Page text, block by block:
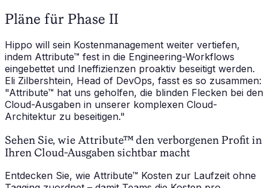
Pläne für Phase II
Hippo will sein Kostenmanagement weiter vertiefen,
indem Attribute™ fest in die Engineering-Workflows
eingebettet und Ineffizienzen proaktiv beseitigt werden.
Eli Zilbershtein, Head of DevOps, fasst es so zusammen:
"Attribute™ hat uns geholfen, die blinden Flecken bei den
Cloud-Ausgaben in unserer komplexen Cloud-
Architektur zu beseitigen."
Sehen Sie, wie Attribute™ den verborgenen Profit in
Ihren Cloud-Ausgaben sichtbar macht
Entdecken Sie, wie Attribute™ Kosten zur Laufzeit ohne